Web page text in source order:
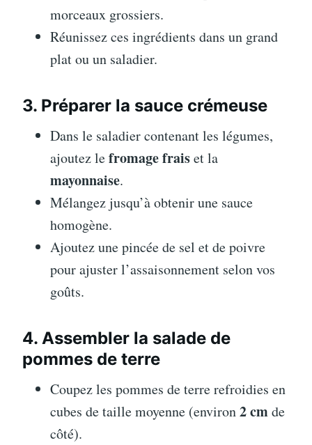
morceaux grossiers.
Réunissez ces ingrédients dans un grand
plat ou un saladier.
3. Préparer la sauce crémeuse
Dans le saladier contenant les légumes,
ajoutez lefromage fraiset la
mayonnaise.
Mélangez jusqu’à obtenir une sauce
homogène.
Ajoutez une pincée de sel et de poivre
pour ajuster l’assaisonnement selon vos
goûts.
4. Assembler la salade de
pommes de terre
Coupez les pommes de terre refroidies en
cubes de taille moyenne (environ2 cmde
côté).